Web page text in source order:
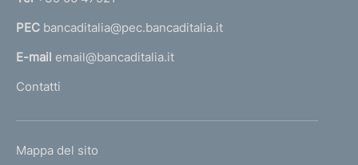
a
l
'
m
PEC bancaditalia@pec.bancaditalia.it
E-mail email@bancaditalia.it
Contatti
L
Mappa del sito